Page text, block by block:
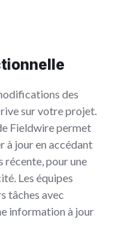
des
sur votre projet.
Fieldwire permet
à jour en accédant
récente, pour une
Les équipes
tâches avec
information à jour